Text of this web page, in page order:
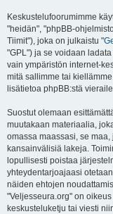
Keskustelufoorumimme
"heidän", "phpBB-
Tiimit"), joka on julkaistu "
"GPL") ja se voidaan
vain ympäristön internet-
mitä sallimme tai
lisätietoa phpBB:stä
Suostut olemaan
muutakaan materiaalia,
omassa maassasi, se
kansainvälisiä lakeja.
lopullisesti poistaa
yhteydentarjoajaasi
näiden ehtojen
"Veljesseura.org" on
keskusteluketju tai viesti